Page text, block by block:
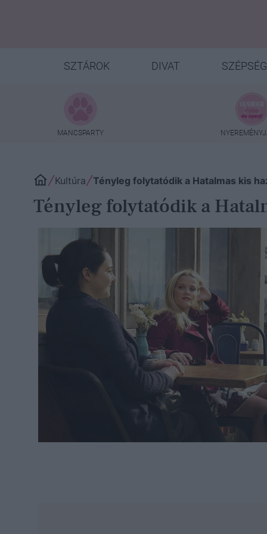
SZTÁROK DIVAT SZÉPSÉG
MANCSPARTY
Kultúra Tényleg folytatódik a Hatalmas kis
Tényleg folytatódik a